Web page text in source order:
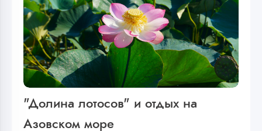
"Долина лотосов" и отдых на
Азовском море